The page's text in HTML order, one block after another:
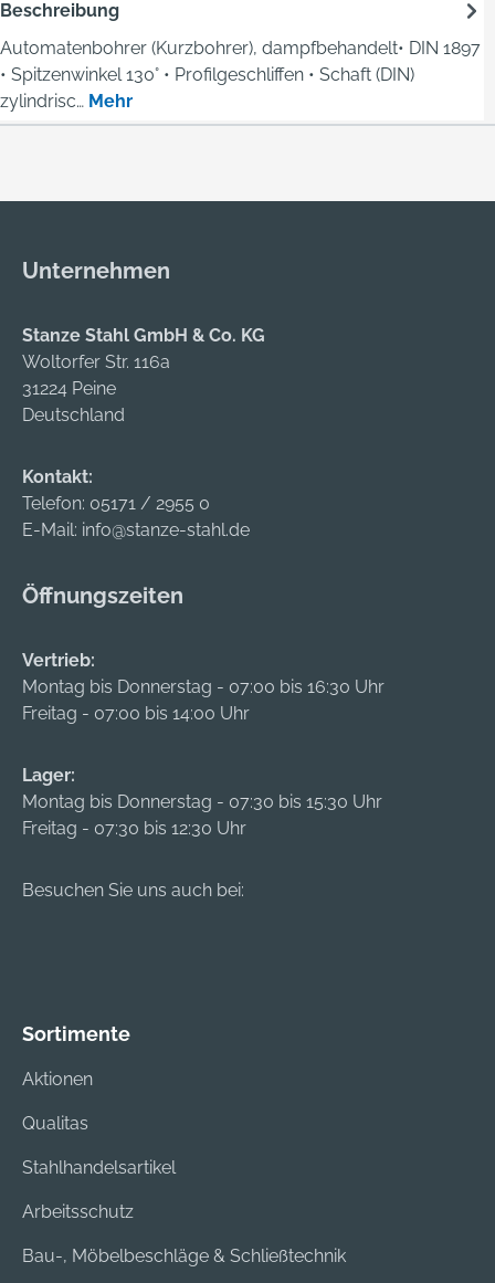
Beschreibung
Automatenbohrer (Kurzbohrer), dampfbehandelt• DIN 1897
• Spitzenwinkel 130° • Profilgeschliffen • Schaft (DIN)
zylindrisc… Mehr
Unternehmen
Stanze Stahl GmbH & Co. KG
Woltorfer Str. 116a
31224 Peine
Deutschland
Kontakt:
Telefon: 05171 / 2955 0
E-Mail: info@stanze-stahl.de
Öffnungszeiten
Vertrieb:
Montag bis Donnerstag - 07:00 bis 16:30 Uhr
Freitag - 07:00 bis 14:00 Uhr
Lager:
Montag bis Donnerstag - 07:30 bis 15:30 Uhr
Freitag - 07:30 bis 12:30 Uhr
Besuchen Sie uns auch bei:
Sortimente
Aktionen
Qualitas
Stahlhandelsartikel
Arbeitsschutz
Bau-, Möbelbeschläge & Schließtechnik